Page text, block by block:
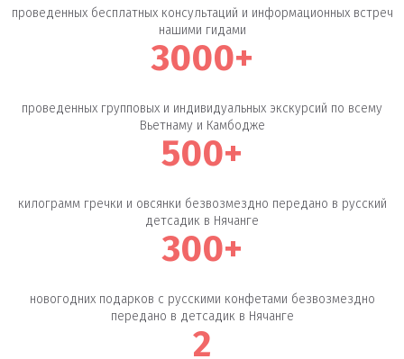
проведенных бесплатных консультаций и информационных встреч
нашими гидами
3000+
проведенных групповых и индивидуальных экскурсий по всему
Вьетнаму и Камбодже
500+
килограмм гречки и овсянки безвозмездно передано в русский
детсадик в Нячанге
300+
новогодних подарков с русскими конфетами безвозмездно
передано в детсадик в Нячанге
2